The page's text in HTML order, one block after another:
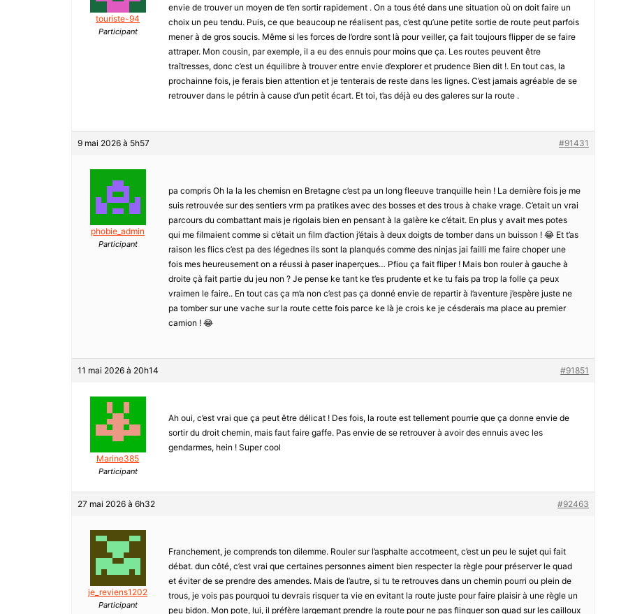
touriste-94
Participant
envie de trouver un moyen de t’en sortir rapidement . On a tous été dans une situation où on doit faire un
choix un peu tendu. Puis, ce que beaucoup ne réalisent pas, c’est qu’une petite sortie de route peut parfois
mener à de gros soucis. Même si les forces de l’ordre sont là pour veiller, ça fait toujours flipper de se faire
attraper. Mon cousin, par exemple, il a eu des ennuis pour moins que ça. Les routes peuvent être
traîtresses, donc c’est un équilibre à trouver entre envie d’explorer et prudence Bien dit !. En tout cas, la
prochainne fois, je ferais bien attention et je tenterais de reste dans les lignes. C’est jamais agréable de se
retrouver dans le pétrin à cause d’un petit écart. Et toi, t’as déjà eu des galeres sur la route .
9 mai 2026 à 5h57 #91431
phobie_admin
Participant
pa compris Oh la la les chemisn en Bretagne c’est pa un long fleeuve tranquille hein ! La dernière fois je me
suis retrouvée sur des sentiers vrm pa pratikes avec des bosses et des trous à chake vrage. C’etait un vrai
parcours du combattant mais je rigolais bien en pensant à la galère ke c’était. En plus y avait mes potes
qui me filmaient comme si c’était un film d’action j’étais à deux doigts de tomber dans un buisson ! 😂 Et t’as
raison les flics c’est pa des légednes ils sont la planqués comme des ninjas jai failli me faire choper une
fois mes heureusement on a réussi à paser inaperçues… Pfiou ça fait fliper ! Mais bon rouler à gauche à
droite çà fait partie du jeu non ? Je pense ke tant ke t’es prudente et ke tu fais pa trop la folle ça peux
vraimen le faire.. En tout cas ça m’a non c’est pas ça donné envie de repartir à l’aventure j’espère juste ne
pa tomber sur une vache sur la route cette fois parce ke là je crois ke je césderais ma place au premier
camion ! 😂
11 mai 2026 à 20h14 #91851
Marine385
Participant
Ah oui, c’est vrai que ça peut être délicat ! Des fois, la route est tellement pourrie que ça donne envie de
sortir du droit chemin, mais faut faire gaffe. Pas envie de se retrouver à avoir des ennuis avec les
gendarmes, hein ! Super cool
27 mai 2026 à 6h32 #92463
je_reviens1202
Participant
Franchement, je comprends ton dilemme. Rouler sur l’asphalte accotmeent, c’est un peu le sujet qui fait
débat. dun côté, c’est vrai que certaines personnes aiment bien respecter la règle pour préserver le quad
et éviter de se prendre des amendes. Mais de l’autre, si tu te retrouves dans un chemin pourri ou plein de
trous, je vois pas pourquoi tu devrais risquer ta vie en evitant la route juste pour faire plaisir à une règle un
peu bidon. Mon pote, lui, il préfère largemant prendre la route pour ne pas flinguer son quad sur les cailloux